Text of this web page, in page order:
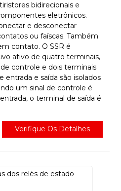
bidirecionais e
eletrônicos.
e desconectar
ou faíscas. Também
contato. O SSR é
ativo de quatro terminais,
controle e dois terminais
entrada e saída são isolados
um sinal de controle é
o terminal de saída é
Verifique Os Detalhes